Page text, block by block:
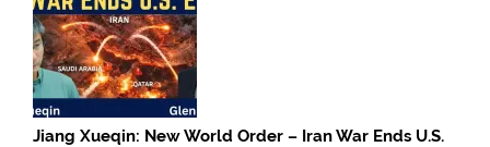
Jiang Xueqin: New World Order – Iran War Ends U.S.